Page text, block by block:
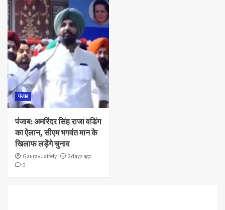
पंजाब
पंजाब: अमरिंदर सिंह राजा वडिंग
का ऐलान, सीएम भगवंत मान के
खिलाफ लड़ेंगे चुनाव
Gaurav Jaitely
2 days ago
0